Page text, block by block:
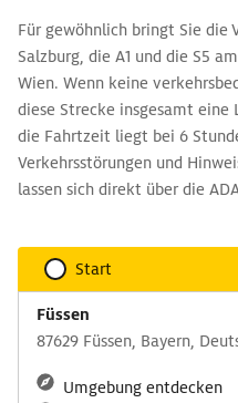
Für gewöhnlich bringt Sie die
Salzburg, die A1 und die S5
Wien. Wenn keine
diese Strecke insgesamt eine
die Fahrtzeit liegt bei 6
Verkehrsstörungen und
lassen sich direkt über die
Start
Füssen
87629 Füssen, Bayern,
Umgebung entdecken